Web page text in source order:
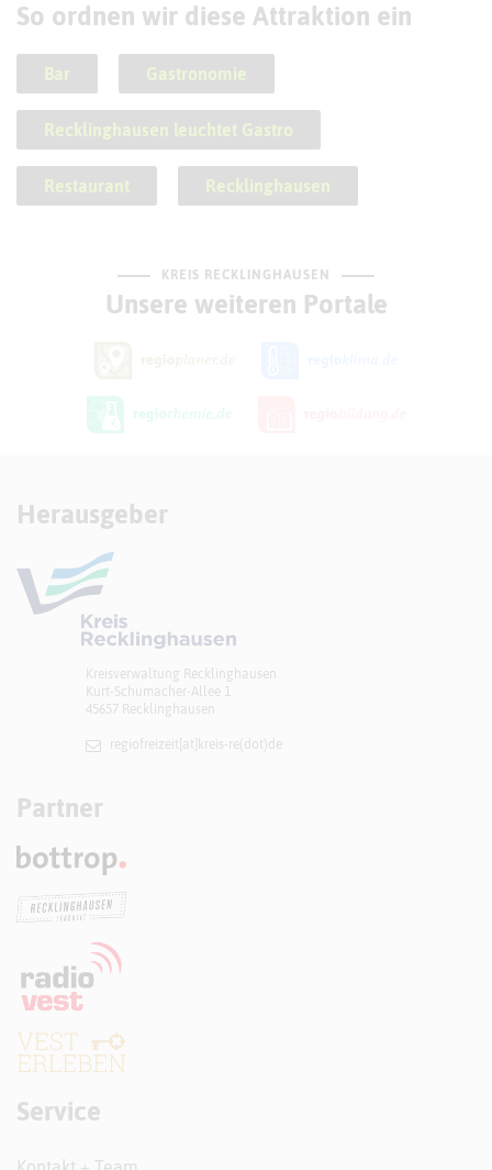
So ordnen wir diese Attraktion ein
Bar Gastronomie
Recklinghausen leuchtet Gastro
Restaurant Recklinghausen
KREIS RECKLINGHAUSEN
Unsere weiteren Portale
Herausgeber
Kreisverwaltung Recklinghausen
Kurt-Schumacher-Allee 1
45657 Recklinghausen
regiofreizeit[at]​kreis-re(dot)de
Partner
Service